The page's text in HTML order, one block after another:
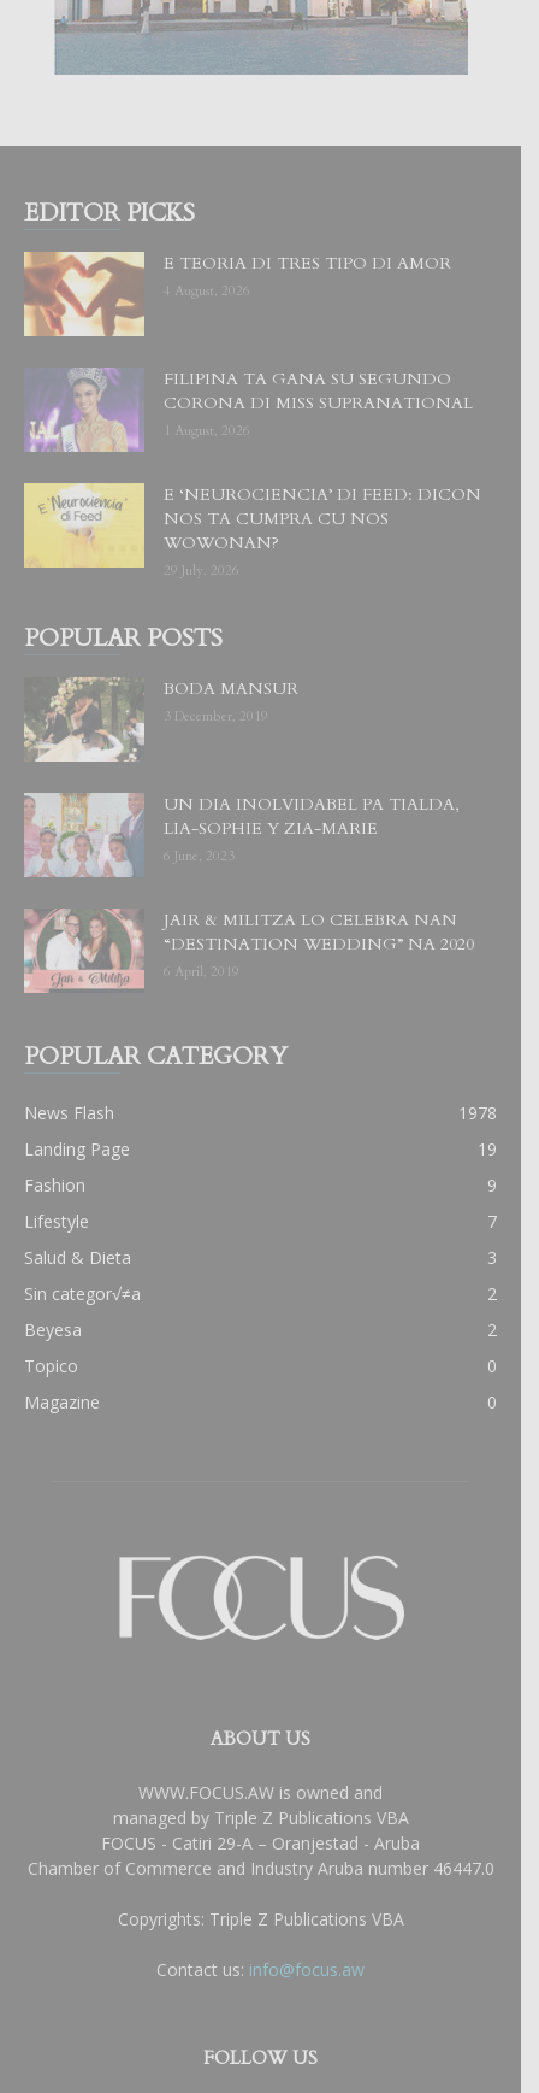
EDITOR PICKS
E TEORIA DI TRES TIPO DI AMOR
4 August, 2026
FILIPINA TA GANA SU SEGUNDO
CORONA DI MISS SUPRANATIONAL
1 August, 2026
E ‘NEUROCIENCIA’ DI FEED: DICON
NOS TA CUMPRA CU NOS
WOWONAN?
29 July, 2026
POPULAR POSTS
BODA MANSUR
3 December, 2019
UN DIA INOLVIDABEL PA TIALDA,
LIA-SOPHIE Y ZIA-MARIE
6 June, 2023
JAIR & MILITZA LO CELEBRA NAN
“DESTINATION WEDDING” NA 2020
6 April, 2019
POPULAR CATEGORY
News Flash
1978
Landing Page
19
Fashion
9
Lifestyle
7
Salud & Dieta
3
Sin categor√≠a
2
Beyesa
2
Topico
0
Magazine
0
ABOUT US
WWW.FOCUS.AW is owned and
managed by Triple Z Publications VBA
FOCUS - Catiri 29-A – Oranjestad - Aruba
Chamber of Commerce and Industry Aruba number 46447.0
Copyrights: Triple Z Publications VBA
Contact us: info@focus.aw
FOLLOW US